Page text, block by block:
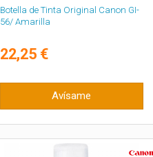
Botella de Tinta Original Canon GI-
56/ Amarilla
22,25 €
Avísame